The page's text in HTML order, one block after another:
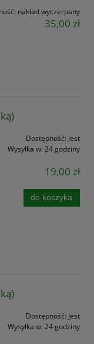
nakład wyczerpany
35,00 zł
Dostępność: Jest
Wysyłka w: 24 godziny
19,00 zł
do koszyka
Dostępność: Jest
Wysyłka w: 24 godziny